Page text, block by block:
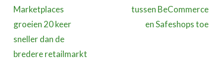
Marketplaces
groeien 20 keer
sneller dan de
bredere retailmarkt
tussen BeCommerce
en Safeshops toe